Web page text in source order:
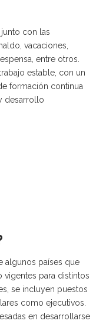
con las
vacaciones,
entre otros.
estable, con un
formación continua
desarrollo
algunos países que
vigentes para distintos
se incluyen puestos
como ejecutivos.
en desarrollarse